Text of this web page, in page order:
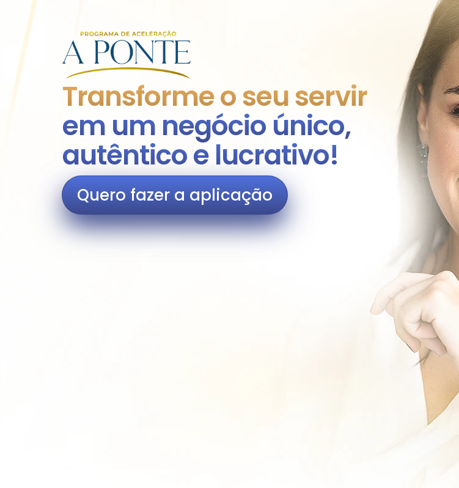
Transforme o seu servir
em um negócio único,
autêntico e lucrativo!
Quero fazer a aplicação